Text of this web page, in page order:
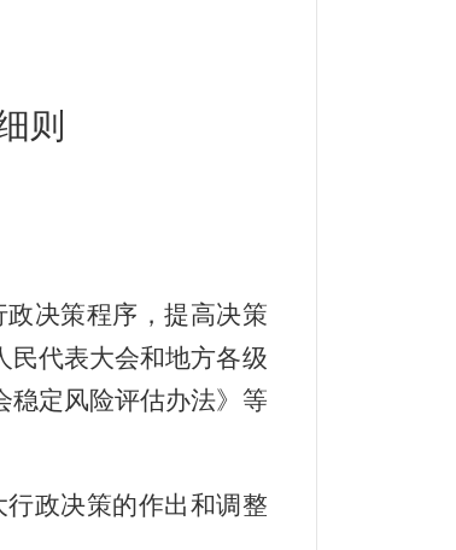
则
决策程序，提高决策
民代表大会和地方各级
稳定风险评估办法》等
政决策的作出和调整